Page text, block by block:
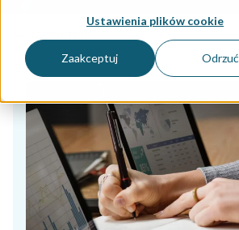
Ustawienia plików cookie
Zaakceptuj Odrzuć